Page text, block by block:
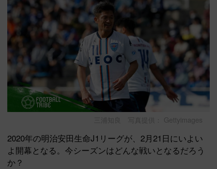
三浦知良 写真提供： Gettyimages
2020年の明治安田生命J1リーグが、2月21日にいよい
よ開幕となる。今シーズンはどんな戦いとなるだろう
か？